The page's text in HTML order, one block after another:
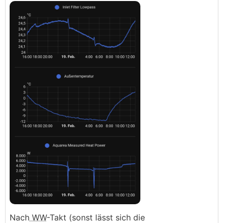
Nach WW-Takt (sonst lässt sich die